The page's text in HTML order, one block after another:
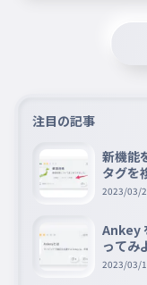
注目の記事
新機能
タグを
2023/03/
Ankey
ってみ
2023/03/